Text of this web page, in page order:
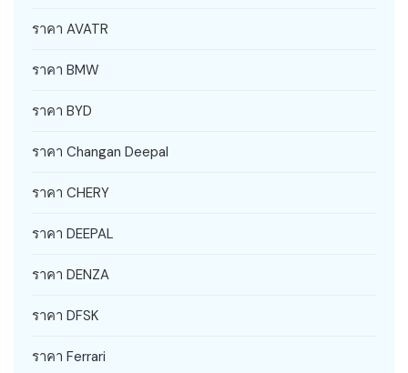
ราคา AVATR
ราคา BMW
ราคา BYD
ราคา Changan Deepal
ราคา CHERY
ราคา DEEPAL
ราคา DENZA
ราคา DFSK
ราคา Ferrari